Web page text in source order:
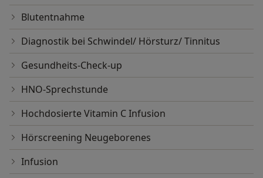
Blutentnahme
Diagnostik bei Schwindel/ Hörsturz/ Tinnitus
Gesundheits-Check-up
HNO-Sprechstunde
Hochdosierte Vitamin C Infusion
Hörscreening Neugeborenes
Infusion